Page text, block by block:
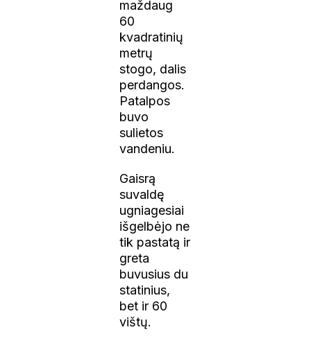
maždaug
60
kvadratinių
metrų
stogo, dalis
perdangos.
Patalpos
buvo
sulietos
vandeniu.
Gaisrą
suvaldę
ugniagesiai
išgelbėjo ne
tik pastatą ir
greta
buvusius du
statinius,
bet ir 60
vištų.